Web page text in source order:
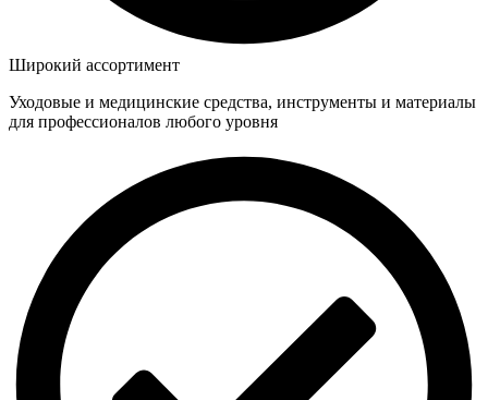
Широкий ассортимент
Уходовые и медицинские средства, инструменты и материалы
для профессионалов любого уровня